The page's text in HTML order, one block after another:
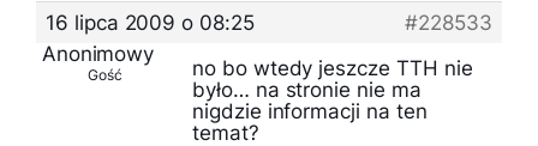
16 lipca 2009 o 08:25
#228533
Anonimowy
Gość
no bo wtedy jeszcze TTH nie
było… na stronie nie ma
nigdzie informacji na ten
temat?